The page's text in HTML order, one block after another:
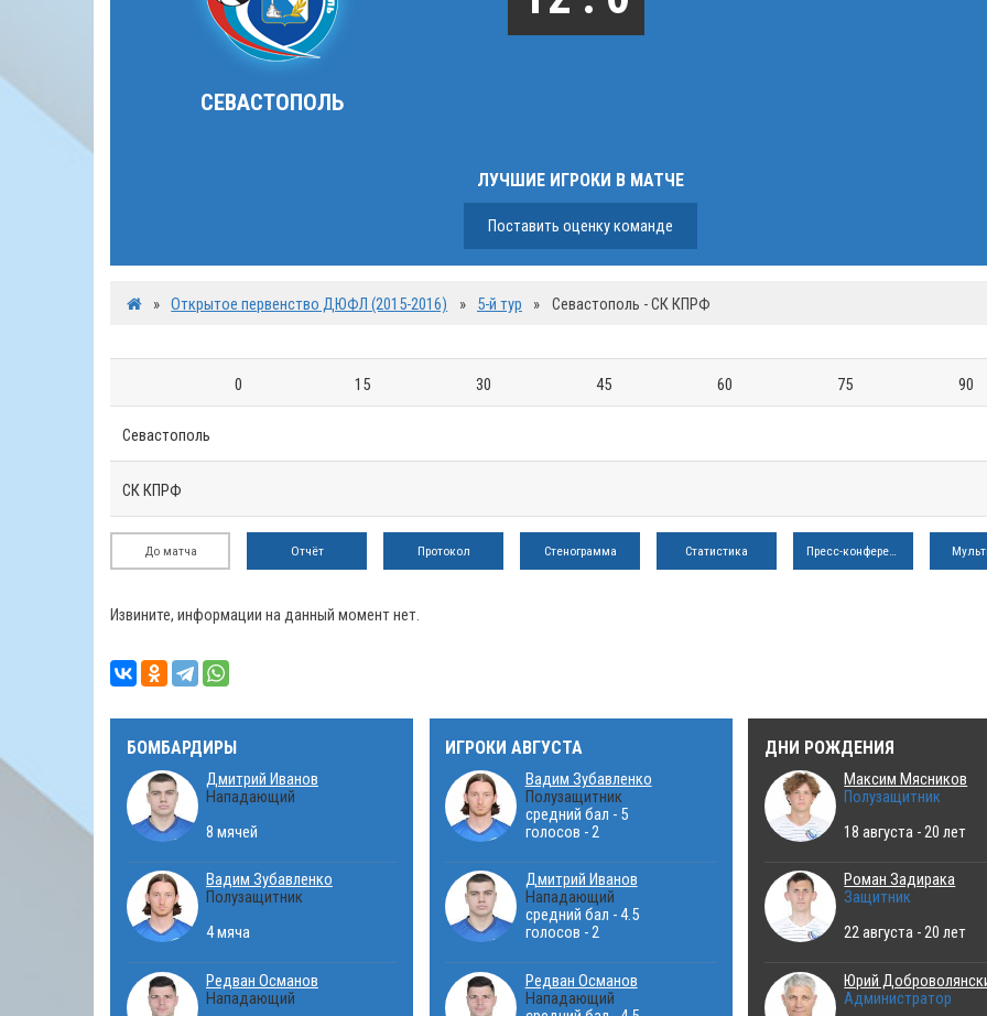
СЕВАСТОПОЛЬ
ЛУЧШИЕ ИГРОКИ В МАТЧЕ
Поставить оценку команде
» Открытое первенство ДЮФЛ (2015-2016) » 5-й тур » Севастополь - СК КПРФ
0 15 30 45 60 75 90
Севастополь
СК КПРФ
До матча Отчёт Протокол Стенограмма Статистика Пресс-конференция
Извините, информации на данный момент нет.
БОМБАРДИРЫ
Дмитрий Иванов
Нападающий
8 мячей
Вадим Зубавленко
Полузащитник
4 мяча
Редван Османов
Нападающий
ИГРОКИ АВГУСТА
Вадим Зубавленко
Полузащитник
средний бал - 5
голосов - 2
Дмитрий Иванов
Нападающий
средний бал - 4.5
голосов - 2
Редван Османов
Нападающий
ДНИ РОЖДЕНИЯ
Максим Мясников
Полузащитник
18 августа - 20 лет
Роман Задирака
Защитник
22 августа - 20 лет
Юрий
Администратор